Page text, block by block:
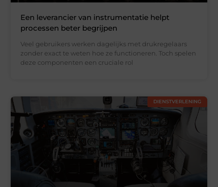
Een leverancier van instrumentatie helpt
processen beter begrijpen
Veel gebruikers werken dagelijks met drukregelaars
zonder exact te weten hoe ze functioneren. Toch spelen
deze componenten een cruciale rol
DIENSTVERLENING